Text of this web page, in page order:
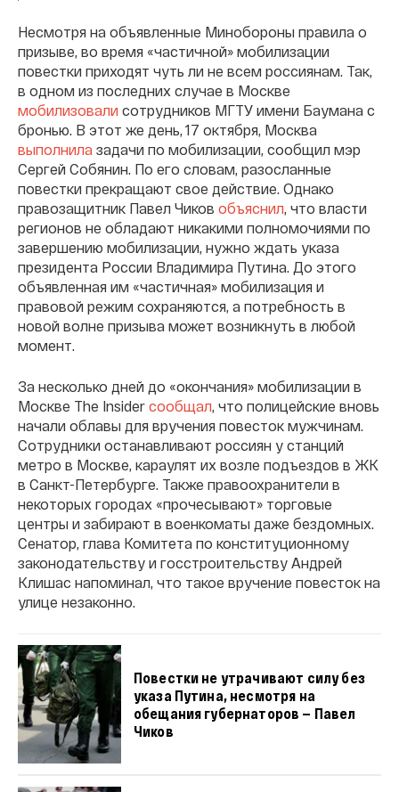
Несмотря на объявленные Минобороны правила о
призыве, во время «частичной» мобилизации
повестки приходят чуть ли не всем россиянам. Так,
в одном из последних случае в Москве
мобилизовали сотрудников МГТУ имени Баумана с
бронью. В этот же день, 17 октября, Москва
выполнила задачи по мобилизации, сообщил мэр
Сергей Собянин. По его словам, разосланные
повестки прекращают свое действие. Однако
правозащитник Павел Чиков объяснил, что власти
регионов не обладают никакими полномочиями по
завершению мобилизации, нужно ждать указа
президента России Владимира Путина. До этого
объявленная им «частичная» мобилизация и
правовой режим сохраняются, а потребность в
новой волне призыва может возникнуть в любой
момент.
За несколько дней до «окончания» мобилизации в
Москве The Insider сообщал, что полицейские вновь
начали облавы для вручения повесток мужчинам.
Сотрудники останавливают россиян у станций
метро в Москве, караулят их возле подъездов в ЖК
в Санкт-Петербурге. Также правоохранители в
некоторых городах «прочесывают» торговые
центры и забирают в военкоматы даже бездомных.
Сенатор, глава Комитета по конституционному
законодательству и госстроительству Андрей
Клишас напоминал, что такое вручение повесток на
улице незаконно.
Повестки не утрачивают силу без
указа Путина, несмотря на
обещания губернаторов — Павел
Чиков